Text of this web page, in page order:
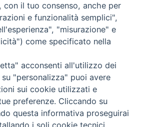
Digitale
Cartaceo
Copia Digitale
Duomo 11 - tel. 0382.24736 -
- repossi@ilticino.it - P.
con il tuo consenso, anche per
e funzionalità semplici",
"misurazione" e
come specificato nella
acconsenti all'utilizzo dei
"personalizza" puoi avere
sui cookie utilizzati e
preferenze. Cliccando su
questa informativa proseguirai